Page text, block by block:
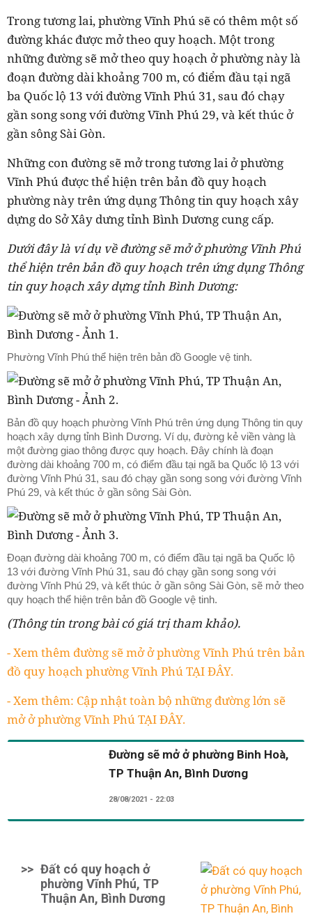
Trong tương lai, phường Vĩnh Phú sẽ có thêm một số
đường khác được mở theo quy hoạch. Một trong
những đường sẽ mở theo quy hoạch ở phường này là
đoạn đường dài khoảng 700 m, có điểm đầu tại ngã
ba Quốc lộ 13 với đường Vĩnh Phú 31, sau đó chạy
gần song song với đường Vĩnh Phú 29, và kết thúc ở
gần sông Sài Gòn.
Những con đường sẽ mở trong tương lai ở phường
Vĩnh Phú được thể hiện trên bản đồ quy hoạch
phường này trên ứng dụng Thông tin quy hoạch xây
dựng do Sở Xây dưng tỉnh Bình Dương cung cấp.
Dưới đây là ví dụ về đường sẽ mở ở phường Vĩnh Phú
thể hiện trên bản đồ quy hoạch trên ứng dụng Thông
tin quy hoạch xây dựng tỉnh Bình Dương:
Phường Vĩnh Phú thể hiện trên bản đồ Google vệ tinh.
Bản đồ quy hoạch phường Vĩnh Phú trên ứng dụng Thông tin quy
hoạch xây dựng tỉnh Bình Dương. Ví dụ, đường kẻ viền vàng là
một đường giao thông được quy hoạch. Đây chính là đoạn
đường dài khoảng 700 m, có điểm đầu tại ngã ba Quốc lộ 13 với
đường Vĩnh Phú 31, sau đó chạy gần song song với đường Vĩnh
Phú 29, và kết thúc ở gần sông Sài Gòn.
Đoạn đường dài khoảng 700 m, có điểm đầu tại ngã ba Quốc lộ
13 với đường Vĩnh Phú 31, sau đó chạy gần song song với
đường Vĩnh Phú 29, và kết thúc ở gần sông Sài Gòn, sẽ mở theo
quy hoạch thể hiện trên bản đồ Google vệ tinh.
(Thông tin trong bài có giá trị tham khảo).
- Xem thêm đường sẽ mở ở phường Vĩnh Phú trên bản
đồ quy hoạch phường Vĩnh Phú TẠI ĐÂY.
- Xem thêm: Cập nhật toàn bộ những đường lớn sẽ
mở ở phường Vĩnh Phú TẠI ĐÂY.
Đường sẽ mở ở phường Binh Hoà,
TP Thuận An, Bình Dương
28/08/2021 - 22:03
>> Đất có quy hoạch ở
phường Vĩnh Phú, TP
Thuận An, Bình Dương